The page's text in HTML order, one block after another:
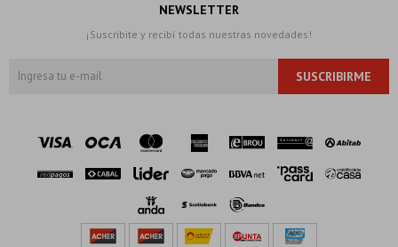
NEWSLETTER
¡Suscribite y recibí todas nuestras novedades!
SUSCRIBIRME